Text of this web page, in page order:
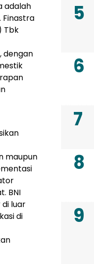
adalah
Finastra
Tbk
dengan
maupun
BNI
luar
di